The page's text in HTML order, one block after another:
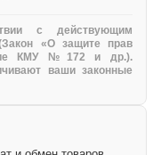
с действующим
«О защите прав
КМУ №172 и др.).
ваши законные